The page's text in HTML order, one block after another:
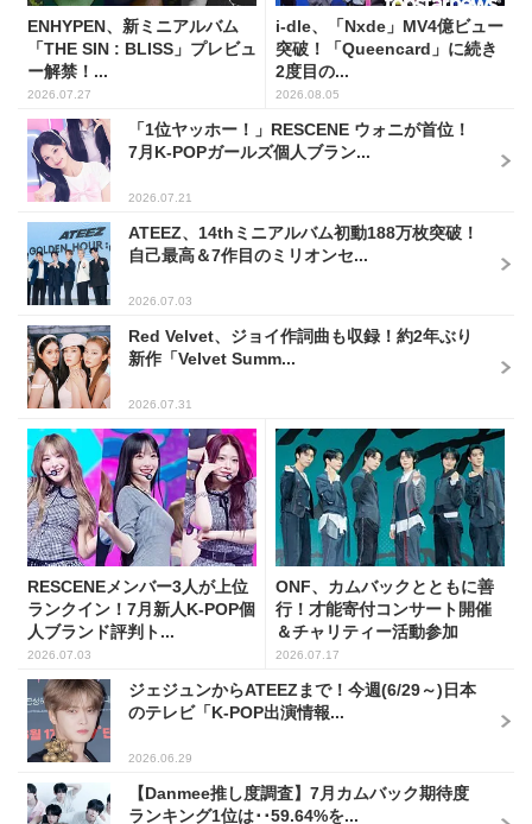
ENHYPEN、新ミニアルバム
「THE SIN : BLISS」プレビュ
ー解禁！...
2026.07.27
i-dle、「Nxde」MV4億ビュー
突破！「Queencard」に続き
2度目の...
2026.08.05
「1位ヤッホー！」RESCENE ウォニが首位！
7月K-POPガールズ個人ブラン...
2026.07.21
ATEEZ、14thミニアルバム初動188万枚突破！
自己最高＆7作目のミリオンセ...
2026.07.03
Red Velvet、ジョイ作詞曲も収録！約2年ぶり
新作「Velvet Summ...
2026.07.31
RESCENEメンバー3人が上位
ランクイン！7月新人K-POP個
人ブランド評判ト...
2026.07.03
ONF、カムバックとともに善
行！才能寄付コンサート開催
＆チャリティー活動参加
2026.07.17
ジェジュンからATEEZまで！今週(6/29～)日本
のテレビ「K-POP出演情報...
2026.06.29
【Danmee推し度調査】7月カムバック期待度
ランキング1位は･･59.64%を...